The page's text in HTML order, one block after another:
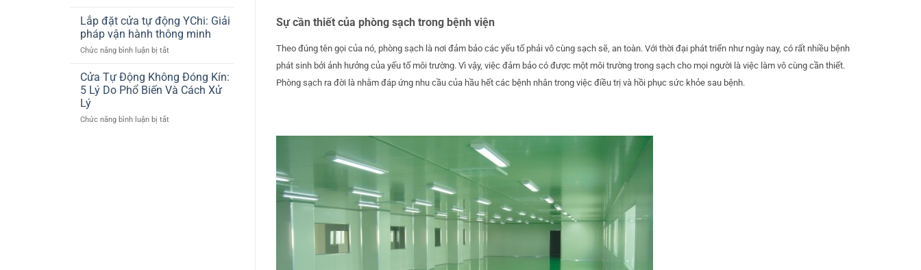
Động
Cho
Showroom
Lexus
Long
THIỆN
THI
CÔNG
CỬA
XẠ
TRỊ
LINAC
Lắp đặt cửa tự động YChi: Giải
pháp vận hành thông minh
Chức năng bình luận bị tắt
đặt
cửa
tự
YChi:
Cửa Tự Động Không Đóng Kín:
5 Lý Do Phổ Biến Và Cách Xử
Lý
Chức năng bình luận bị tắt
Sự cần thiết của phòng sạch trong bệnh viện
Theo đúng tên gọi của nó, phòng sạch là nơi đảm bảo các yếu tố phải vô cùng sạch sẽ, an toàn. Với thời đại phát triển như ngày nay, có rất nhiều bệnh
phát sinh bởi ảnh hưởng của yếu tố môi trường. Vì vậy, việc đảm bảo có được một môi trường trong sạch cho mọi người là việc làm vô cùng cần thiết.
Phòng sạch ra đời là nhằm đáp ứng nhu cầu của hầu hết các bệnh nhân trong việc điều trị và hồi phục sức khỏe sau bệnh.